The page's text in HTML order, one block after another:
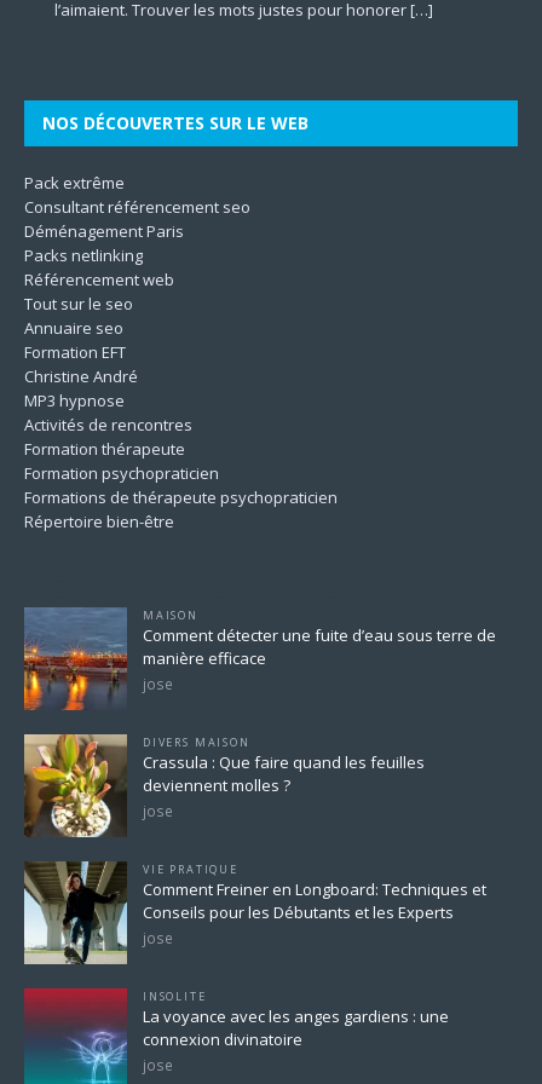
l’aimaient. Trouver les mots justes pour honorer[…]
mentale à travers le prisme des dimensions culturelles.
d’accompagner autrui vers une meilleure version de soi-
marketing plus incisifs pour faire grandir leur business en
les différentes dimensions de l’être. En mettant l’accent sur
qualité des aliments. Il contribue à la protection[…]
NOS DÉCOUVERTES SUR LE WEB
Pack extrême
Consultant référencement seo
Déménagement Paris
Packs netlinking
Référencement web
Tout sur le seo
Annuaire seo
Formation EFT
Christine André
MP3 hypnose
Activités de rencontres
Formation thérapeute
Formation psychopraticien
Formations de thérapeute psychopraticien
Répertoire bien-être
MAISON
Comment détecter une fuite d’eau sous terre de
manière efficace
jose
DIVERS MAISON
Crassula : Que faire quand les feuilles
deviennent molles ?
jose
VIE PRATIQUE
Comment Freiner en Longboard: Techniques et
Conseils pour les Débutants et les Experts
jose
INSOLITE
La voyance avec les anges gardiens : une
connexion divinatoire
jose